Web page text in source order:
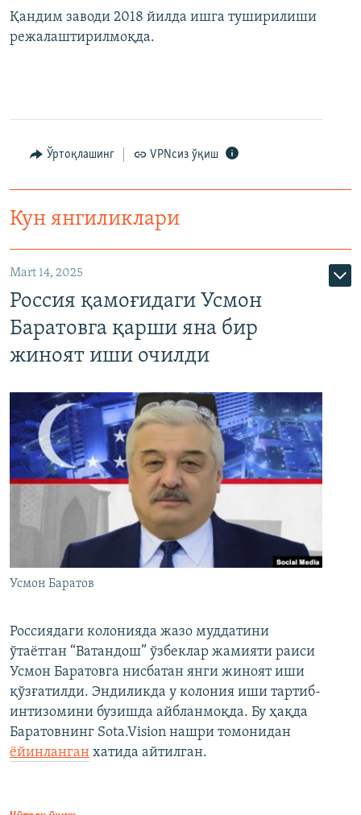
Қандим заводи 2018 йилда ишга туширилиши
режалаштирилмоқда.
Ўртоқлашинг VPNсиз ўқиш
Кун янгиликлари
Mart 14, 2025
Россия қамоғидаги Усмон
Баратовга қарши яна бир
жиноят иши очилди
Усмон Баратов
Россиядаги колонияда жазо муддатини
ўтаётган “Ватандош” ўзбеклар жамияти раиси
Усмон Баратовга нисбатан янги жиноят иши
қўзғатилди. Эндиликда у колония иши тартиб-
интизомини бузишда айбланмоқда. Бу ҳақда
Баратовнинг Sota.Vision нашри томонидан
ёйинланган хатида айтилган.